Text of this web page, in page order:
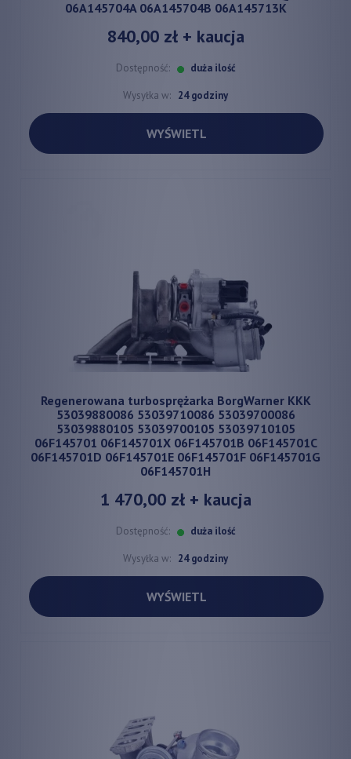
06A145704A 06A145704B 06A145713K
840,00 zł+ kaucja
Dostępność: duża ilość
Wysyłka w: 24 godziny
WYŚWIETL
Regenerowana turbosprężarka BorgWarner KKK
53039880086 53039710086 53039700086
53039880105 53039700105 53039710105
06F145701 06F145701X 06F145701B 06F145701C
06F145701D 06F145701E 06F145701F 06F145701G
06F145701H
1 470,00 zł+ kaucja
Dostępność: duża ilość
Wysyłka w: 24 godziny
WYŚWIETL